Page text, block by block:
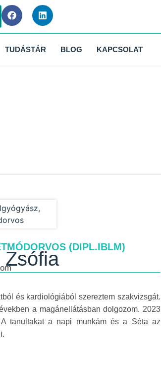
TUDÁSTÁR BLOG KAPCSOLAT
(DIPL.IBLM)
Zsófia
és kardiológiából szereztem szakvizsgát.
a magánellátásban dolgozom. 2023
A tanultakat a napi munkám és a Séta az